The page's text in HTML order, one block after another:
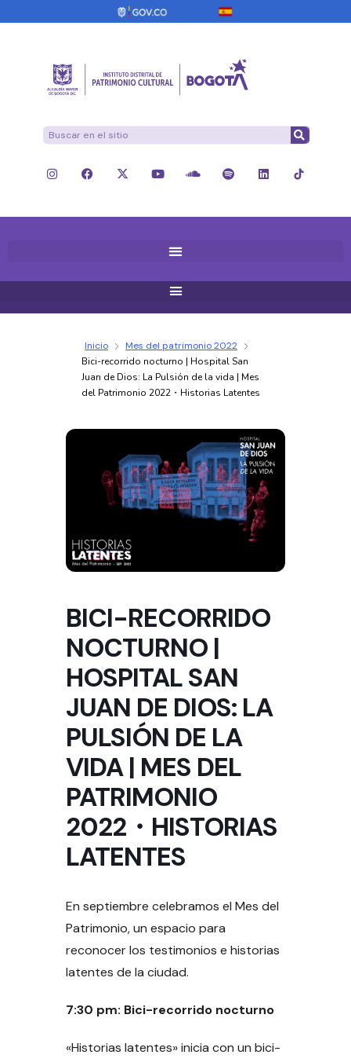
Inicio
Mes del patrimonio 2022
Bici-recorrido nocturno | Hospital San
Juan de Dios: La Pulsión de la vida | Mes
del Patrimonio 2022・Historias Latentes
BICI-RECORRIDO
NOCTURNO |
HOSPITAL SAN
JUAN DE DIOS: LA
PULSIÓN DE LA
VIDA | MES DEL
PATRIMONIO
2022・HISTORIAS
LATENTES
En septiembre celebramos el Mes del
Patrimonio, un espacio para
reconocer los testimonios e historias
latentes de la ciudad.
7:30 pm: Bici-recorrido nocturno
«Historias latentes» inicia con un bici-